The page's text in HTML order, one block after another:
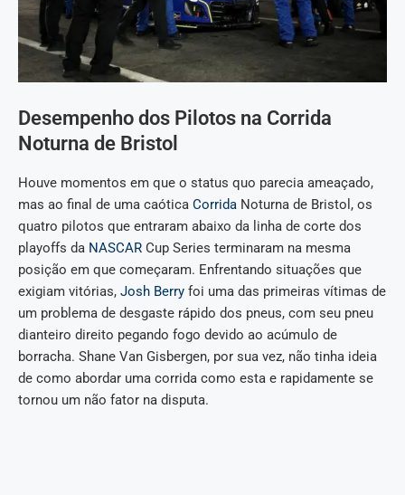
Desempenho dos Pilotos na Corrida
Noturna de Bristol
Houve momentos em que o status quo parecia ameaçado,
mas ao final de uma caótica Corrida Noturna de Bristol, os
quatro pilotos que entraram abaixo da linha de corte dos
playoffs da NASCAR Cup Series terminaram na mesma
posição em que começaram. Enfrentando situações que
exigiam vitórias, Josh Berry foi uma das primeiras vítimas de
um problema de desgaste rápido dos pneus, com seu pneu
dianteiro direito pegando fogo devido ao acúmulo de
borracha. Shane Van Gisbergen, por sua vez, não tinha ideia
de como abordar uma corrida como esta e rapidamente se
tornou um não fator na disputa.